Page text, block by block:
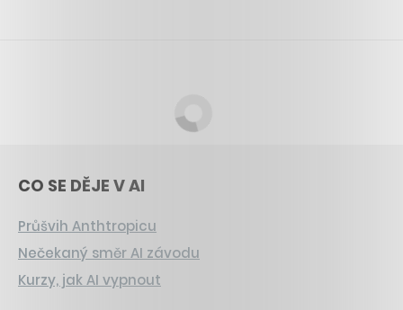
CO SE DĚJE V AI
Průšvih Anthtropicu
Nečekaný směr AI závodu
Kurzy, jak AI vypnout